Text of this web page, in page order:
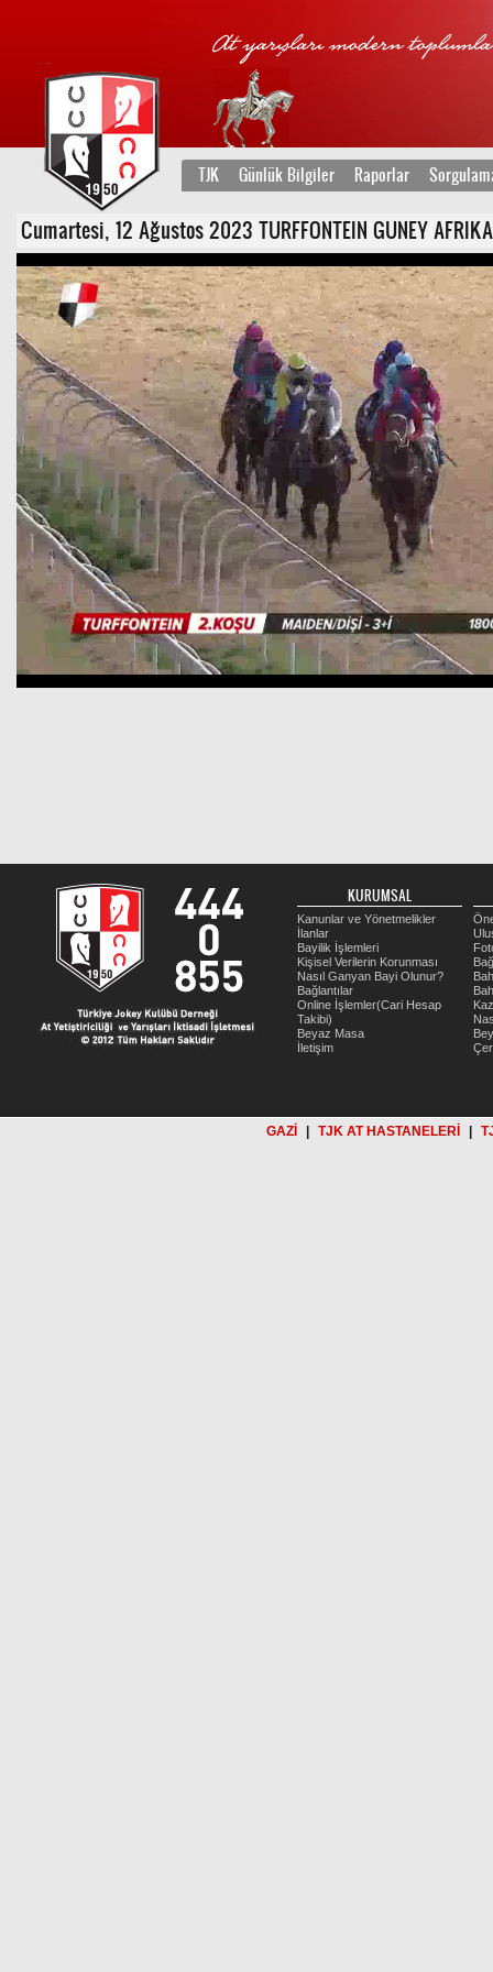
TJK Günlük Bilgiler Raporlar
Cumartesi, 12 Ağustos 2023 TURFFONTEIN GUNEY
KURUMSAL
Kanunlar ve Yönetmelikler
İlanlar
Bayilik İşlemleri
Kişisel Verilerin Korunması
Nasıl Ganyan Bayi Olunur?
Bağlantılar
Online İşlemler(Cari Hesap
Takibi)
Beyaz Masa
İletişim
GAZİ TJK AT HASTANELERİ